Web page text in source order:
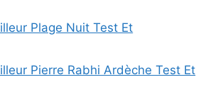
Plage Nuit Test Et
Pierre Rabhi Ardèche Test Et